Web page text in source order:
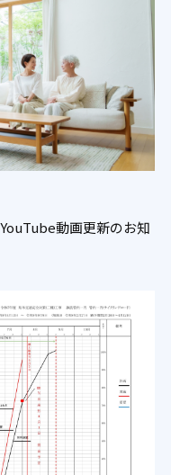
動画更新のお知